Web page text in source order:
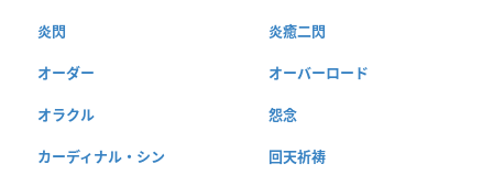
炎閃 炎癒二閃
オーダー オーバーロード
オラクル 怨念
カーディナル・シン 回天祈祷